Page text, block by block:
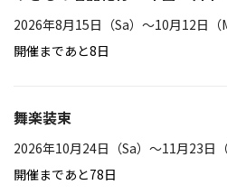
2026年8月15日（Sa）〜10月12日（
開催まであと8日
舞楽装束
2026年10月24日（Sa）〜11月23日（
開催まであと78日